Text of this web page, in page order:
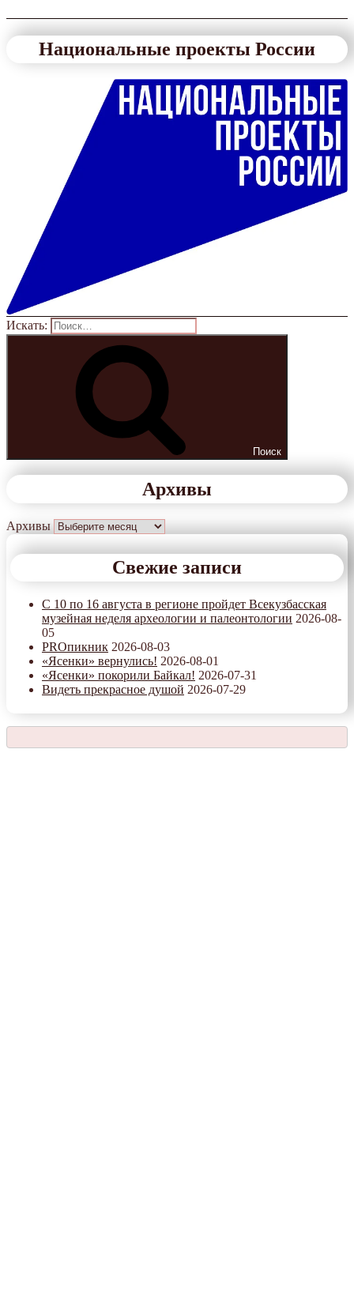
Национальные проекты России
Искать:
Поиск
Архивы
Архивы
Свежие записи
С 10 по 16 августа в регионе пройдет Всекузбасская
музейная неделя археологии и палеонтологии 2026-08-
05
PROпикник 2026-08-03
«Ясенки» вернулись! 2026-08-01
«Ясенки» покорили Байкал! 2026-07-31
Видеть прекрасное душой 2026-07-29